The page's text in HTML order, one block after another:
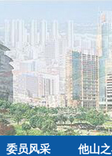
委员风采 他山